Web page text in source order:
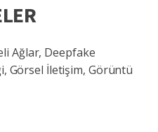
Ağlar, Deepfake
Görsel İletişim, Görüntü